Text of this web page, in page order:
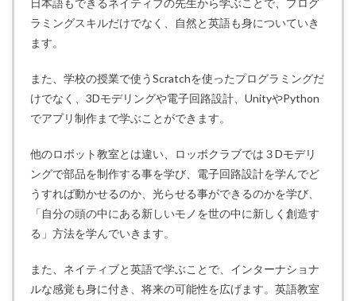
日本語もできるネイティブの先生から学ぶことで、プログ
ラミングスキルだけでなく、自然と英語も身についていき
ます。
また、学校の授業で使うScratchを使ったプログラミングだ
けでなく、3Dモデリングや電子回路設計、UnityやPython
でアプリ制作まで学ぶことができます。
他のロボット教室とは違い、ロッボクラブでは３Dモデリ
ングで部品を制作する事を学び、電子回路設計を学んでど
うすれば動かせるのか、光らせる事ができるのかを学び、
「自分の頭の中にある新しいモノを世の中に新しく創造す
る」方法を学んでいきます。
また、ネイティブと英語で学ぶことで、インターナショナ
ルな感覚も身に付き、将来の可能性を広げます。英語教室